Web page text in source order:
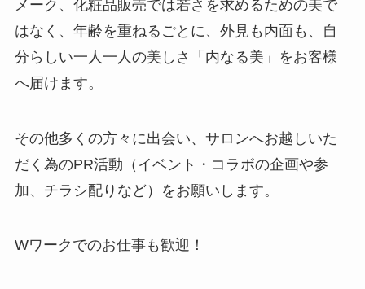
メーク、化粧品販売では若さを求めるための美で
はなく、年齢を重ねるごとに、外見も内面も、自
分らしい一人一人の美しさ「内なる美」をお客様
へ届けます。
その他多くの方々に出会い、サロンへお越しいた
だく為のPR活動（イベント・コラボの企画や参
加、チラシ配りなど）をお願いします。
Wワークでのお仕事も歓迎！